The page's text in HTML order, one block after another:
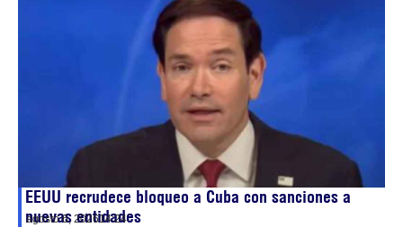
EEUU recrudece bloqueo a Cuba con sanciones a
nuevas entidades
agosto 6, 202614:24